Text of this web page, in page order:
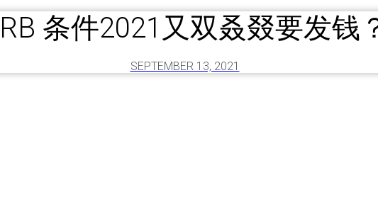
条件2021又双叒叕要发钱
SEPTEMBER 13, 2021